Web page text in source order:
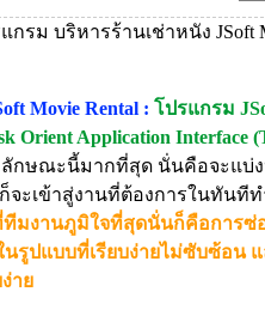
Movie Rental : โปรแกรม
Orient Application Interface
กษณะนี้มากที่สุด นั่นคือจะแบ่
จะเข้าสู่งานที่ต้องการในทันที
มงานภูมิใจที่สุดนั่นก็คือการซ่
รูปแบบที่เรียบง่ายไม่ซับซ้อน
าย